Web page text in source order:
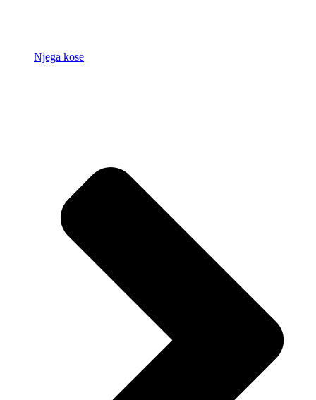
Njega kose